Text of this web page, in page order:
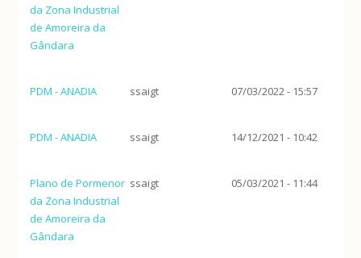
da Zona Industrial
de Amoreira da
Gândara
PDM - ANADIA ssaigt 07/03/2022 - 15:57
PDM - ANADIA ssaigt 14/12/2021 - 10:42
Plano de Pormenor
da Zona Industrial
de Amoreira da
Gândara
ssaigt 05/03/2021 - 11:44